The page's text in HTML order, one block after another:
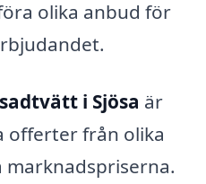
olika anbud för
i Sjösa är
offerter från olika